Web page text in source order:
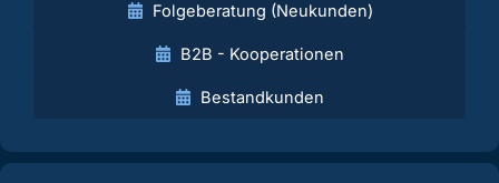
Folgeberatung (Neukunden)
B2B - Kooperationen
Bestandkunden